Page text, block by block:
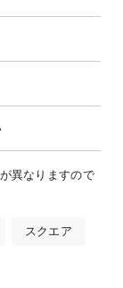
異なりますので
スクエア